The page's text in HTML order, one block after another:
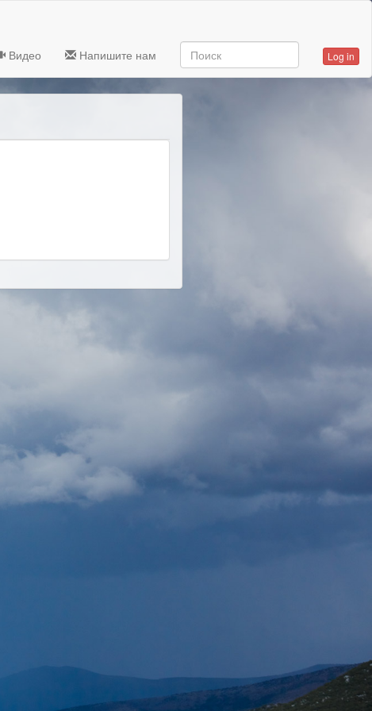
Видео Напишите нам Log in